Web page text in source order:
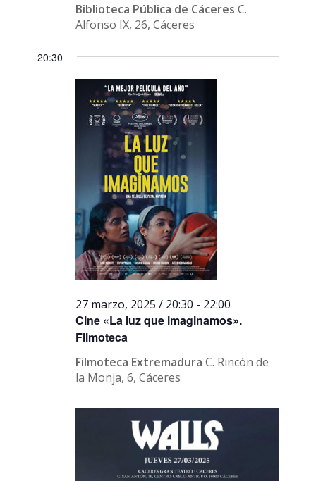
Biblioteca Pública de CáceresC.
Alfonso IX, 26, Cáceres
20:30
Cine «La luz que imaginamos».
Filmoteca
27 marzo, 2025 / 20:30 - 22:00
Filmoteca ExtremaduraC. Rincón de
la Monja, 6, Cáceres